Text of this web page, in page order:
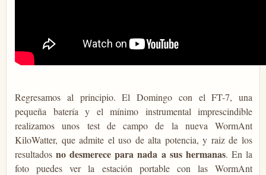
Regresamos al principio. El Domingo con el FT-7, una
pequeña batería y el mínimo instrumental imprescindible
realizamos unos test de campo de la nueva WormAnt
KiloWatter, que admite el uso de alta potencia, y raiz de los
resultadosno desmerece para nada a sus hermanas. En la
foto puedes ver la estación portable con las WormAnt